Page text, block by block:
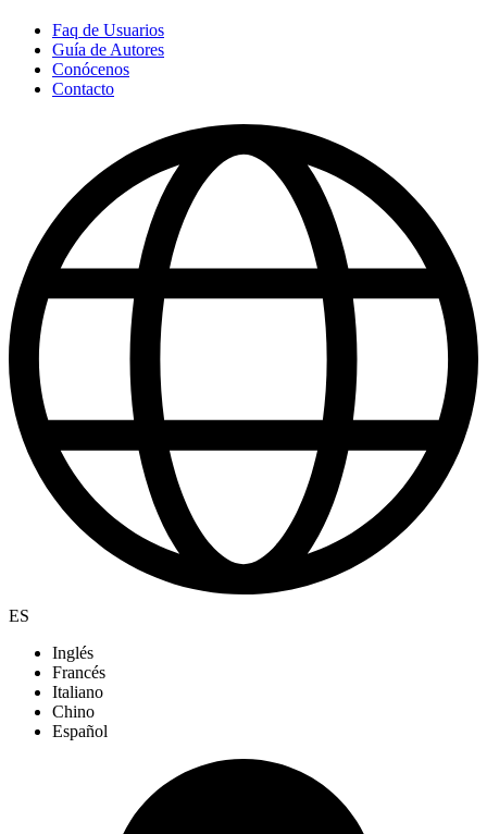
Faq de Usuarios
Guía de Autores
Conócenos
Contacto
ES
Inglés
Francés
Italiano
Chino
Español